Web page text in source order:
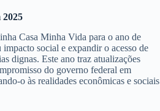
2025
Casa Minha Vida para o ano de
social e expandir o acesso de
dignas. Este ano traz atualizações
do governo federal em
o às realidades econômicas e sociais